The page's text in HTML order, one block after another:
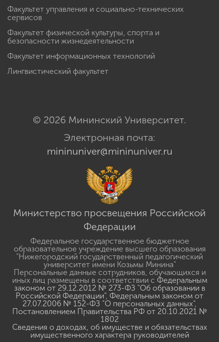
Факультет управления и социально-технических
сервисов
Факультет физической культуры, спорта и
безопасности жизнедеятельности
Факультет информационных технологий
Лингвистический факультет
© 2026 Мининский Университет.
Электронная почта:
mininuniver@mininuniver.ru
Министерство просвещения Российской
Федерации
Федеральное государственное бюджетное
образовательное учреждение высшего образования
"Нижегородский государственный педагогический
университет имени Козьмы Минина"
Персональные данные сотрудников, обучающихся и
иных лиц размещены в соответствии с Федеральным
законом от 29.12.2012 № 273-ФЗ "Об образовании в
Российской Федерации", Федеральным законом от
27.07.2006 № 152-ФЗ "О персональных данных",
Постановлением Правительства РФ от 20.10.2021 №
1802
Сведения о доходах, об имуществе и обязательствах
имущественного характера руководителей